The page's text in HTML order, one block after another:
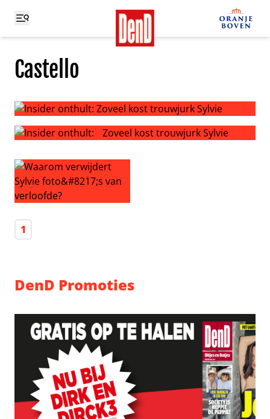
Castello
Insider onthult: Zoveel kost trouwjurk Sylvie
1
DenD Promoties